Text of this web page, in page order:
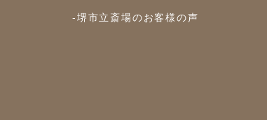
-堺市立斎場のお客様の声